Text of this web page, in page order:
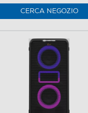
CERCA NEGOZIO